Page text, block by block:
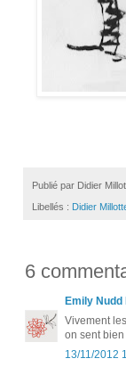
Publié par Didier
Libellés : Didier
6
Emily Nudd
Vivement
on sent
13/11/2012